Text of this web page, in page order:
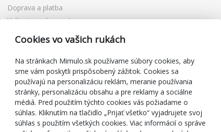
Doprava a platba
Vrátenie a výmena tovaru
Reklamácia
Darčekové poukážky
Zľavové kupóny
Blog
O predajcovi
Mimulo.sk
Obchodné podmienky
Cookies vo vašich rukách
Na stránkach Mimulo.sk používame súbory cookies, aby
sme vám poskytli prispôsobený zážitok. Cookies sa
používajú na personalizáciu reklám, meranie používania
stránky, personalizáciu obsahu a pre reklamy a sociálne
médiá. Pred použitím týchto cookies vás požiadame o
súhlas. Kliknutím na tlačidlo „Prijať všetko“ vyjadrujete svoj
súhlas s použitím všetkých cookies. Viac informácií o správe